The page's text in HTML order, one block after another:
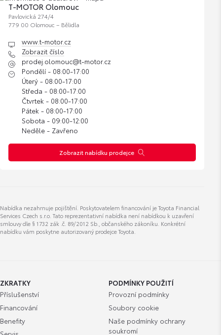
Daniel Šafařík
Prodejní poradce
Zobrazit číslo
daniel.safarik@t-motor.cz
Tomáš Kubíček
tomas.kubicek@t-motor.cz
Prodejce ojetých vozů
T-MOTOR Olomouc
Pavlovická 274/4
779 00 Olomouc – Bělidla
www.t-motor.cz
Zobrazit číslo
prodej.olomouc@t-motor.cz
Pondělí - 08:00-17:00
Úterý - 08:00-17:00
Středa - 08:00-17:00
Čtvrtek - 08:00-17:00
Pátek - 08:00-17:00
Sobota - 09:00-12:00
Neděle - Zavřeno
Zobrazit nabídku prodejce
Nabídka nezahrnuje pojištění. Poskytovatelem financování je Toyota Financial
Services Czech s.r.o. Tato reprezentativní nabídka není nabídkou k uzavření
smlouvy dle § 1732 zák .č. 89/2012 Sb., občanského zákoníku. Konkrétní
nabídku vám poskytne autorizovaný prodejce Toyota.
ZKRATKY
Příslušenství
Financování
Benefity
PODMÍNKY POUŽITÍ
Provozní podmínky
Soubory cookie
Naše podmínky ochrany
soukromí